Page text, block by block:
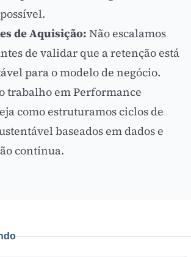
de Aquisição: Não escalamos
de validar que a retenção está
para o modelo de negócio.
trabalho emPerformance
como estruturamos ciclos de
baseados em dados e
contínua.